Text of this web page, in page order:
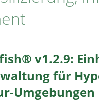
v1.2.9:
für
Umgebungen